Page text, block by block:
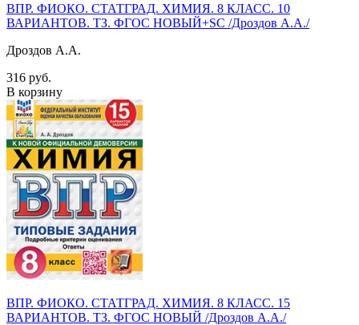
ВПР. ФИОКО. СТАТГРАД. ХИМИЯ. 8 КЛАСС. 10
ВАРИАНТОВ. ТЗ. ФГОС НОВЫЙ+SC /Дроздов А.А./
Дроздов А.А.
316 руб.
В корзину
ВПР. ФИОКО. СТАТГРАД. ХИМИЯ. 8 КЛАСС. 15
ВАРИАНТОВ. ТЗ. ФГОС НОВЫЙ /Дроздов А.А./